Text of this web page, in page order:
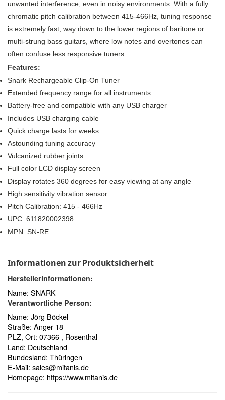
unwanted interference, even in noisy environments. With a fully
chromatic pitch calibration between 415-466Hz, tuning response
is extremely fast, way down to the lower regions of baritone or
multi-strung bass guitars, where low notes and overtones can
often confuse less responsive tuners.
Features:
Snark Rechargeable Clip-On Tuner
Extended frequency range for all instruments
Battery-free and compatible with any USB charger
Includes USB charging cable
Quick charge lasts for weeks
Astounding tuning accuracy
Vulcanized rubber joints
Full color LCD display screen
Display rotates 360 degrees for easy viewing at any angle
High sensitivity vibration sensor
Pitch Calibration: 415 - 466Hz
UPC: 611820002398
MPN: SN-RE
Informationen zur Produktsicherheit
Herstellerinformationen:
Name: SNARK
Verantwortliche Person:
Name: Jörg Böckel
Straße: Anger 18
PLZ, Ort: 07366 , Rosenthal
Land: Deutschland
Bundesland: Thüringen
E-Mail: sales@mitanis.de
Homepage: https://www.mitanis.de